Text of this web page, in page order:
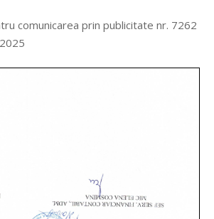
comunicarea prin publicitate nr. 7262